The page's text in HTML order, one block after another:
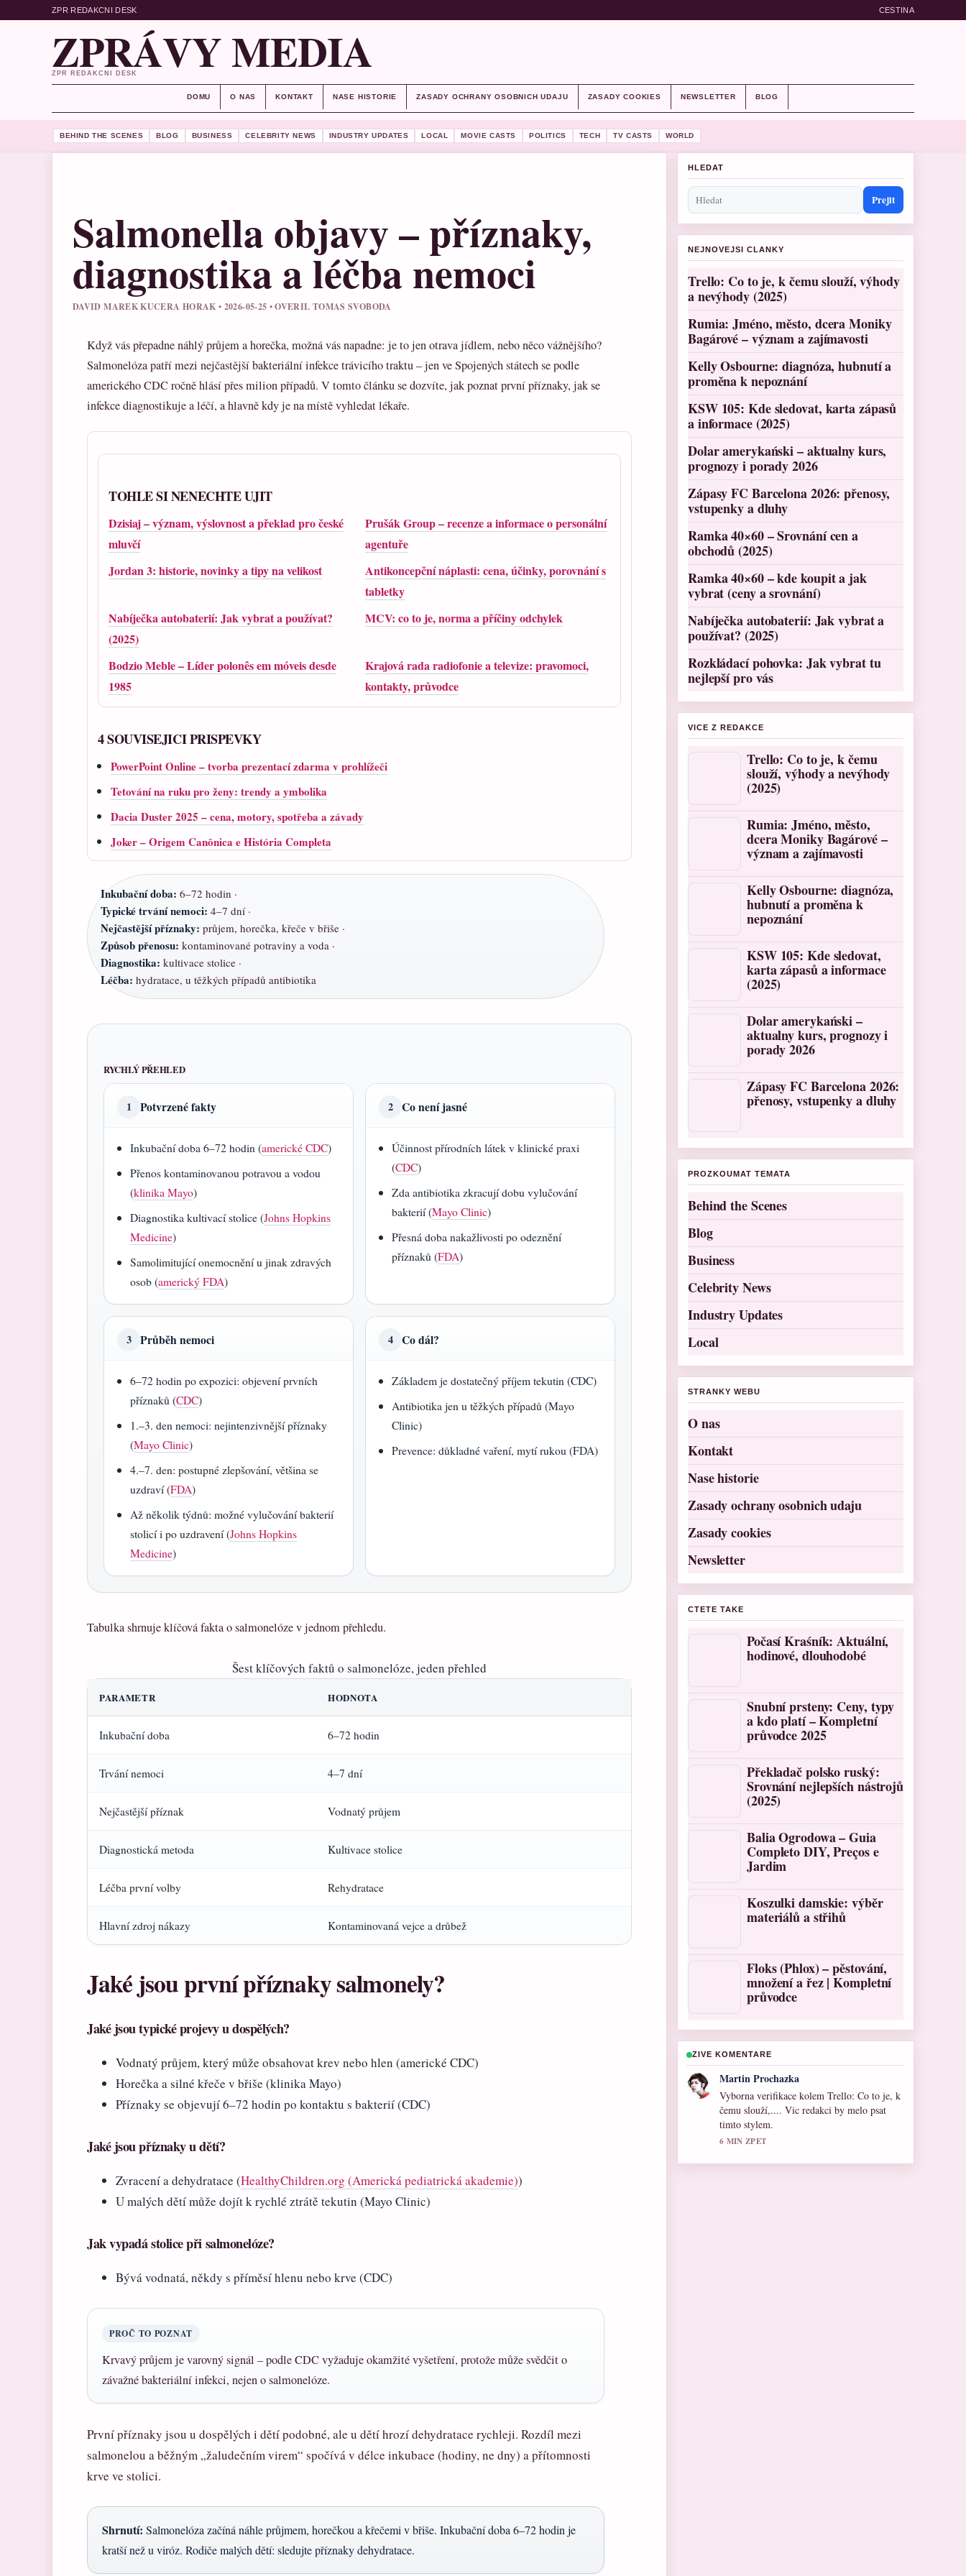
ZPR REDAKCNI DESK CESTINA
ZPRÁVY MEDIA
ZPR REDAKCNI DESK
DOMU O NAS KONTAKT NASE HISTORIE ZASADY OCHRANY OSOBNICH UDAJU ZASADY COOKIES NEWSLETTER BLOG
BEHIND THE SCENES BLOG BUSINESS CELEBRITY NEWS INDUSTRY UPDATES LOCAL MOVIE CASTS POLITICS TECH TV CASTS WORLD
Salmonella objavy – příznaky,
diagnostika a léčba nemoci
DAVID MAREK KUCERA HORAK • 2026-05-25 • OVERIL TOMAS SVOBODA
Když vás přepadne náhlý průjem a horečka, možná vás napadne: je to jen otrava jídlem, nebo něco vážnějšího?
Salmonelóza patří mezi nejčastější bakteriální infekce trávicího traktu – jen ve Spojených státech se podle
amerického CDC ročně hlásí přes milion případů. V tomto článku se dozvíte, jak poznat první příznaky, jak se
infekce diagnostikuje a léčí, a hlavně kdy je na místě vyhledat lékaře.
TOHLE SI NENECHTE UJIT
Dzisiaj – význam, výslovnost a překlad pro české
mluvčí
Prušák Group – recenze a informace o personální
agentuře
Jordan 3: historie, novinky a tipy na velikost
Antikoncepční náplasti: cena, účinky, porovnání s
tabletky
Nabíječka autobaterií: Jak vybrat a používat?
(2025)
MCV: co to je, norma a příčiny odchylek
Bodzio Meble – Líder polonês em móveis desde
1985
Krajová rada radiofonie a televize: pravomoci,
kontakty, průvodce
4 SOUVISEJICI PRISPEVKY
PowerPoint Online – tvorba prezentací zdarma v prohlížeči
Tetování na ruku pro ženy: trendy a ymbolika
Dacia Duster 2025 – cena, motory, spotřeba a závady
Joker – Origem Canônica e História Completa
Inkubační doba: 6–72 hodin ·
Typické trvání nemoci: 4–7 dní ·
Nejčastější příznaky: průjem, horečka, křeče v břiše ·
Způsob přenosu: kontaminované potraviny a voda ·
Diagnostika: kultivace stolice ·
Léčba: hydratace, u těžkých případů antibiotika
RYCHLÝ PŘEHLED
1 Potvrzené fakty
Inkubační doba 6–72 hodin (americké CDC)
Přenos kontaminovanou potravou a vodou
(klinika Mayo)
Diagnostika kultivací stolice (Johns Hopkins
Medicine)
Samolimitující onemocnění u jinak zdravých
osob (americký FDA)
2 Co není jasné
Účinnost přírodních látek v klinické praxi
(CDC)
Zda antibiotika zkracují dobu vylučování
bakterií (Mayo Clinic)
Přesná doba nakažlivosti po odeznění
příznaků (FDA)
3 Průběh nemoci
6–72 hodin po expozici: objevení prvních
příznaků (CDC)
1.–3. den nemoci: nejintenzivnější příznaky
(Mayo Clinic)
4.–7. den: postupné zlepšování, většina se
uzdraví (FDA)
Až několik týdnů: možné vylučování bakterií
stolicí i po uzdravení (Johns Hopkins
Medicine)
4 Co dál?
Základem je dostatečný příjem tekutin (CDC)
Antibiotika jen u těžkých případů (Mayo
Clinic)
Prevence: důkladné vaření, mytí rukou (FDA)
Tabulka shrnuje klíčová fakta o salmonelóze v jednom přehledu.
Šest klíčových faktů o salmonelóze, jeden přehled
PARAMETR HODNOTA
Inkubační doba 6–72 hodin
Trvání nemoci 4–7 dní
Nejčastější příznak Vodnatý průjem
Diagnostická metoda Kultivace stolice
Léčba první volby Rehydratace
Hlavní zdroj nákazy Kontaminovaná vejce a drůbež
Jaké jsou první příznaky salmonely?
Jaké jsou typické projevy u dospělých?
Vodnatý průjem, který může obsahovat krev nebo hlen (americké CDC)
Horečka a silné křeče v břiše (klinika Mayo)
Příznaky se objevují 6–72 hodin po kontaktu s bakterií (CDC)
Jaké jsou příznaky u dětí?
Zvracení a dehydratace (HealthyChildren.org (Americká pediatrická akademie))
U malých dětí může dojít k rychlé ztrátě tekutin (Mayo Clinic)
Jak vypadá stolice při salmonelóze?
Bývá vodnatá, někdy s příměsí hlenu nebo krve (CDC)
PROČ TO POZNAT
Krvavý průjem je varovný signál – podle CDC vyžaduje okamžité vyšetření, protože může svědčit o
závažné bakteriální infekci, nejen o salmonelóze.
První příznaky jsou u dospělých i dětí podobné, ale u dětí hrozí dehydratace rychleji. Rozdíl mezi
salmonelou a běžným „žaludečním virem“ spočívá v délce inkubace (hodiny, ne dny) a přítomnosti
krve ve stolici.
Shrnutí: Salmonelóza začíná náhle průjmem, horečkou a křečemi v břiše. Inkubační doba 6–72 hodin je
kratší než u viróz. Rodiče malých dětí: sledujte příznaky dehydratace.
HLEDAT
Prejit
NEJNOVEJSI CLANKY
Trello: Co to je, k čemu slouží, výhody
a nevýhody (2025)
Rumia: Jméno, město, dcera Moniky
Bagárové – význam a zajímavosti
Kelly Osbourne: diagnóza, hubnutí a
proměna k nepoznání
KSW 105: Kde sledovat, karta zápasů
a informace (2025)
Dolar amerykański – aktualny kurs,
prognozy i porady 2026
Zápasy FC Barcelona 2026: přenosy,
vstupenky a dluhy
Ramka 40×60 – Srovnání cen a
obchodů (2025)
Ramka 40×60 – kde koupit a jak
vybrat (ceny a srovnání)
Nabíječka autobaterií: Jak vybrat a
používat? (2025)
Rozkládací pohovka: Jak vybrat tu
nejlepší pro vás
VICE Z REDAKCE
Trello: Co to je, k čemu
slouží, výhody a nevýhody
(2025)
Rumia: Jméno, město,
dcera Moniky Bagárové –
význam a zajímavosti
Kelly Osbourne: diagnóza,
hubnutí a proměna k
nepoznání
KSW 105: Kde sledovat,
karta zápasů a informace
(2025)
Dolar amerykański –
aktualny kurs, prognozy i
porady 2026
Zápasy FC Barcelona 2026:
přenosy, vstupenky a dluhy
PROZKOUMAT TEMATA
Behind the Scenes
Blog
Business
Celebrity News
Industry Updates
Local
STRANKY WEBU
O nas
Kontakt
Nase historie
Zasady ochrany osobnich udaju
Zasady cookies
Newsletter
CTETE TAKE
Počasí Kraśník: Aktuální,
hodinové, dlouhodobé
Snubní prsteny: Ceny, typy
a kdo platí – Kompletní
průvodce 2025
Překladač polsko ruský:
Srovnání nejlepších nástrojů
(2025)
Balia Ogrodowa – Guia
Completo DIY, Preços e
Jardim
Koszulki damskie: výběr
materiálů a střihů
Floks (Phlox) – pěstování,
množení a řez | Kompletní
průvodce
ZIVE KOMENTARE
Eva Kucerova
Skvele shrnuti k Rumia: Jméno, město, dcera
Moniky Bagárové –.... Je to nejprehlednejsi
souhrn, ktery jsem dnes videl.
8 MIN ZPET